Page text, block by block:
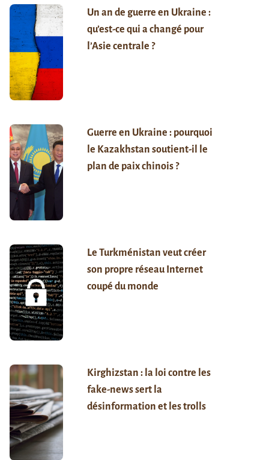
Un an de guerre en Ukraine :
qu’est-ce qui a changé pour
l’Asie centrale ?
Guerre en Ukraine : pourquoi
le Kazakhstan soutient-il le
plan de paix chinois ?
Le Turkménistan veut créer
son propre réseau Internet
coupé du monde
Kirghizstan : la loi contre les
fake-news sert la
désinformation et les trolls